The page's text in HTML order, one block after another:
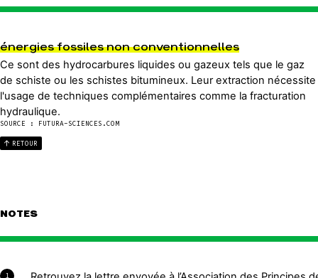
énergies fossiles non conventionnelles
Ce sont des hydrocarbures liquides ou gazeux tels que le gaz
de schiste ou les schistes bitumineux. Leur extraction nécessite
l'usage de techniques complémentaires comme la fracturation
hydraulique.
SOURCE : FUTURA-SCIENCES.COM
RETOUR
NOTES
1